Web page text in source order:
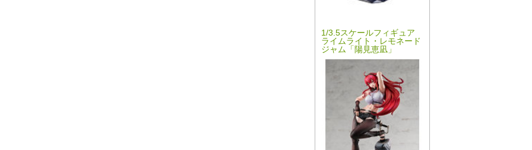
1/3.5スケールフィギュア
ライムライト・レモネード
ジャム「陽見恵凪」